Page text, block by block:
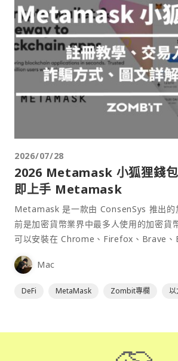
2026/07/28
2026 Metamask 小狐狸錢
即上手 Metamask
Metamask 是一款由 ConsenSys 推出的
前是加密貨幣業界中最多人使用的加密
可以安裝在 Chrome、Firefox、Brave、
為插件使用，具備許多功能且使用上非常
Mac
DeFi MetaMask Zombit專欄 以